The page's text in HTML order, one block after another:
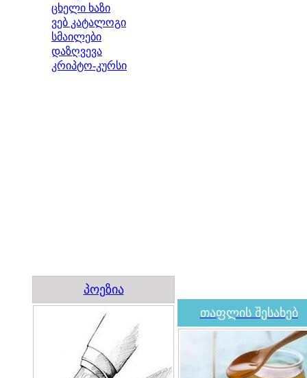
ცხელი ხაზი
ვებ კატალოგი
სმაილები
დაზღვევა
კრიპტო-კურსი
პოეზია
თაფლის შესახებ